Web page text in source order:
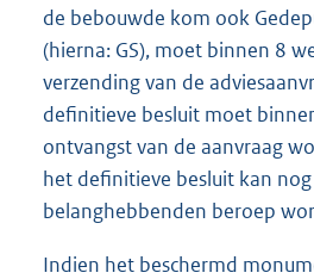
de bebouwde kom ook
(hierna: GS), moet binnen 8
verzending van de
definitieve besluit moet
ontvangst van de aanvraag
het definitieve besluit kan
belanghebbenden beroep
Indien het beschermd